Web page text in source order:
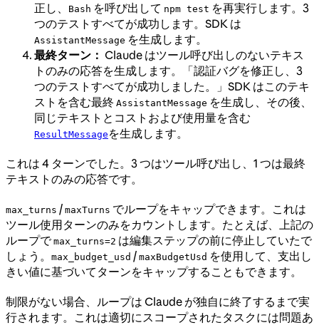
正し、
Bash を呼び出して npm test を再実行します。3
つのテストすべてが成功します。SDK は
AssistantMessage を生成します。
最終ターン： Claude はツール呼び出しのないテキス
トのみの応答を生成します。「認証バグを修正し、3
つのテストすべてが成功しました。」SDK はこのテキ
ストを含む最終 AssistantMessage を生成し、その後、
同じテキストとコストおよび使用量を含む
ResultMessage を生成します。
これは 4 ターンでした。3 つはツール呼び出し、1 つは最終
テキストのみの応答です。
max_turns / maxTurns でループをキャップできます。これは
ツール使用ターンのみをカウントします。たとえば、上記の
ループでmax_turns=2 は編集ステップの前に停止していたで
しょう。
max_budget_usd / maxBudgetUsd を使用して、支出し
きい値に基づいてターンをキャップすることもできます。
制限がない場合、ループは Claude が独自に終了するまで実
行されます。これは適切にスコープされたタスクには問題あ